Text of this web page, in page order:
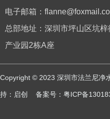
电子邮箱：
总部地址：深圳市坪山区坑
产业园2栋A座
Copyright © 2023 深圳市法兰尼
持： 启创 备案号： 粤ICP备